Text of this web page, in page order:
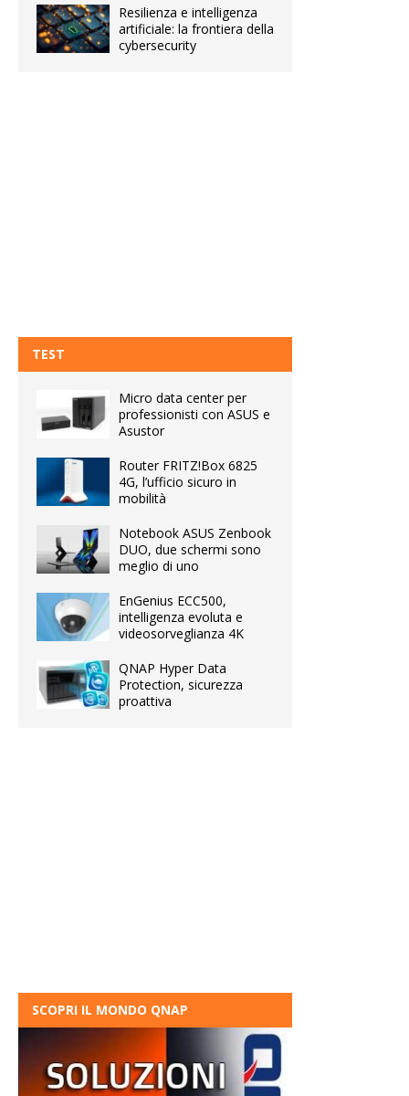
Resilienza e intelligenza
artificiale: la frontiera della
cybersecurity
TEST
Micro data center per
professionisti con ASUS e
Asustor
Router FRITZ!Box 6825
4G, l’ufficio sicuro in
mobilità
Notebook ASUS Zenbook
DUO, due schermi sono
meglio di uno
EnGenius ECC500,
intelligenza evoluta e
videosorveglianza 4K
QNAP Hyper Data
Protection, sicurezza
proattiva
SCOPRI IL MONDO QNAP